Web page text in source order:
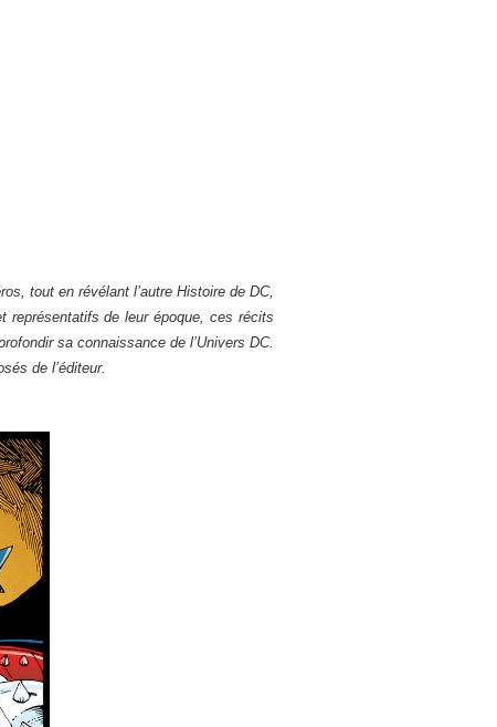
tout en révélant l’autre Histoire de DC,
représentatifs de leur époque, ces récits
sa connaissance de l’Univers DC.
de l’éditeur.